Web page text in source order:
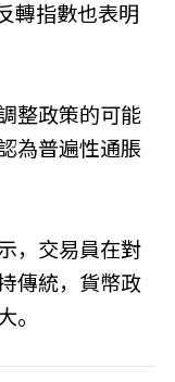
轉指數也表明
整政策的可能
為普遍性通脹
，交易員在對
傳統，貨幣政
。